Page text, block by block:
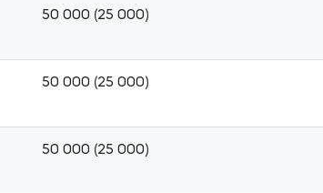
50 000 (25 000)
50 000 (25 000)
50 000 (25 000)